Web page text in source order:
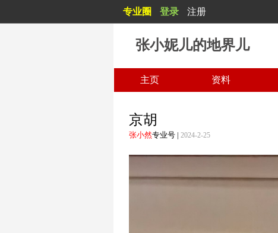
专业圈 登录 注册
张小妮儿的地界儿
白日不到处，青春恰自来。 苔花如米小，也学牡丹开。
主页 资料
京胡
张小然专业号 | 2024-2-25